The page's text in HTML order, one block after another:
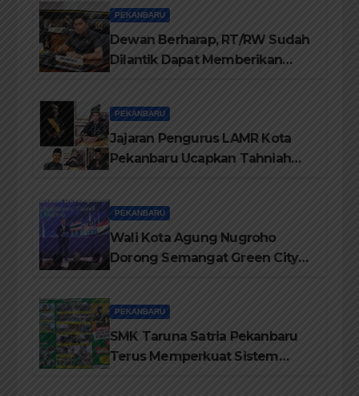
PEKANBARU
Dewan Berharap, RT/RW Sudah
Dilantik Dapat Memberikan
PEKANBARU
Jajaran Pengurus LAMR Kota
Pekanbaru Ucapkan Tahniah
PEKANBARU
Wali Kota Agung Nugroho
Dorong Semangat Green City
PEKANBARU
SMK Taruna Satria Pekanbaru
Terus Memperkuat Sistem